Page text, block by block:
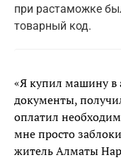
при растаможке
товарный код.
«Я купил машину в
документы,
оплатил
мне просто
житель Алматы